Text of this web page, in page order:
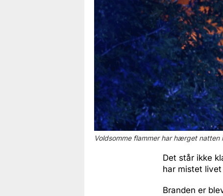
Voldsomme flammer har hærget natten
Det står ikke
har mistet
Branden er